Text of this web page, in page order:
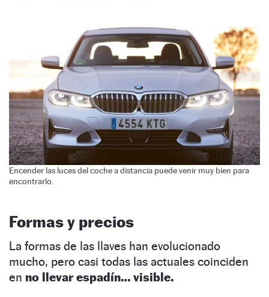
Encender las luces del coche a distancia puede venir muy bien para
encontrarlo.
Formas y precios
La formas de las llaves han evolucionado
mucho, pero casi todas las actuales coinciden
en no llevar espadín… visible.